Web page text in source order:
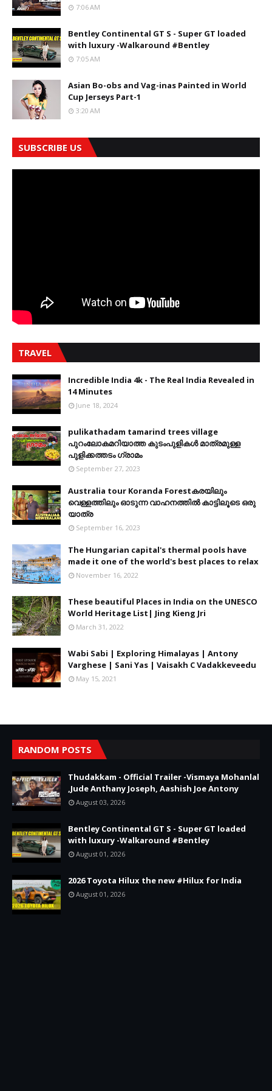
7:06 AM
Bentley Continental GT S - Super GT loaded
with luxury -Walkaround #Bentley
7:05 AM
Asian Bo-obs and Vag-inas Painted in World
Cup Jerseys Part-1
3:20 AM
SUBSCRIBE US
TRAVEL
Incredible India 4k - The Real India Revealed in
14 Minutes
June 18, 2024
pulikathadam tamarind trees village
പുറംലോകമറിയാത്ത കുടംപുളികൾ മാത്രമുള്ള
പുളിക്കത്തടം ഗ്രാമം
September 27, 2023
Australia tour Koranda Forestകരയിലും
വെള്ളത്തിലും ഓടുന്ന വാഹനത്തിൽ കാട്ടിലൂടെ ഒരു
യാത്ര
September 16, 2023
The Hungarian capital's thermal pools have
made it one of the world's best places to relax
November 16, 2022
These beautiful Places in India on the UNESCO
World Heritage List| Jing Kieng Jri
March 31, 2022
Wabi Sabi | Exploring Himalayas | Antony
Varghese | Sani Yas | Vaisakh C Vadakkeveedu
May 15, 2021
RANDOM POSTS
Thudakkam - Official Trailer -Vismaya Mohanlal
,Jude Anthany Joseph, Aashish Joe Antony
August 03, 2026
Bentley Continental GT S - Super GT loaded
with luxury -Walkaround #Bentley
August 01, 2026
2026 Toyota Hilux the new #Hilux for India
August 01, 2026